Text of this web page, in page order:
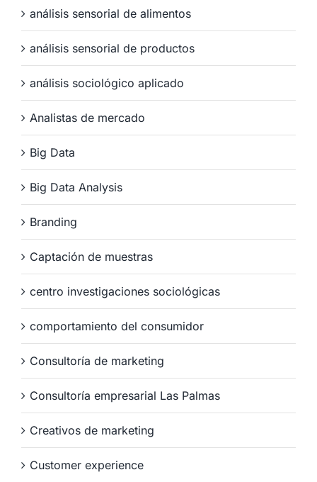
análisis sensorial de alimentos
análisis sensorial de productos
análisis sociológico aplicado
Analistas de mercado
Big Data
Big Data Analysis
Branding
Captación de muestras
centro investigaciones sociológicas
comportamiento del consumidor
Consultoría de marketing
Consultoría empresarial Las Palmas
Creativos de marketing
Customer experience